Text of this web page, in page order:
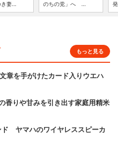
妻...
のちの党」へ ...
もっと見る
章を手がけたカード入りウエハ
りや甘みを引き出す家庭用精米
ド ヤマハのワイヤレススピーカ